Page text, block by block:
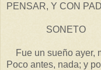
PENSAR, Y CON
SONETO
Fue un sueño ayer,
Poco antes, nada; y